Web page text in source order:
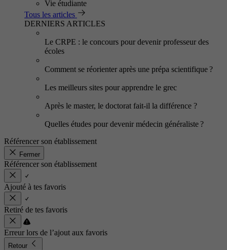
Vie étudiante
Tous les articles
DERNIERS ARTICLES
Le CRPE : le concours pour devenir professeur des
écoles
Comment se réorienter après une prépa scientifique ?
Les meilleurs sites pour apprendre le grec
Après le master, le doctorat fait-il la différence ?
Quelles études pour devenir médecin généraliste ?
Référencer son établissement
Fermer
Référencer son établissement
Ajouté à tes favoris
Retiré de tes favoris
Erreur lors de l’ajout aux favoris
Retour